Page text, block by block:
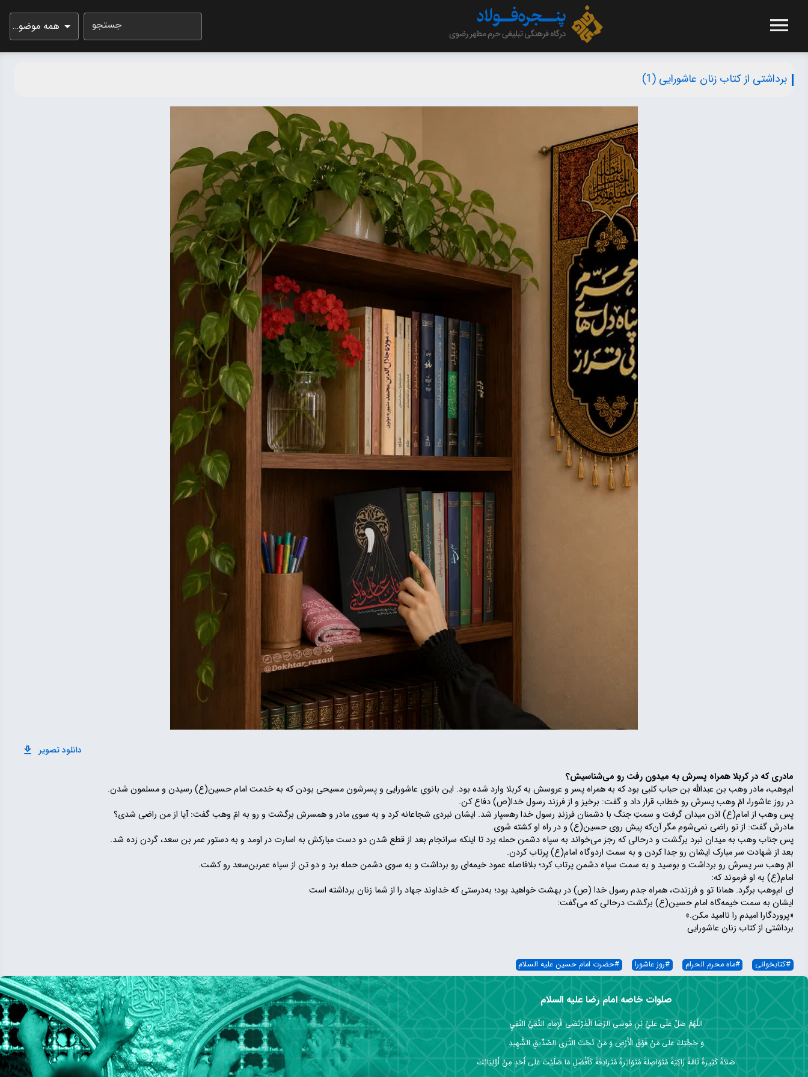
جستجو همه موضوعات
برداشتی از کتاب زنان عاشورایی (1)
دانلود تصویر
مادری که در کربلا همراه پسرش به میدون رفت رو می‌شناسیش؟
ام‌وهب، مادر وهب بن عبدالله بن حباب کلبی بود که به همراه پسر و عروسش به کربلا وارد شده بود. این بانویِ عاشورایی و پسرشون مسیحی بودن که به خدمت امام حسین(ع) رسیدن و مسلمون شدن.
در روز عاشورا، امّ وهب پسرش رو خطاب قرار داد و گفت: برخیز و از فرزند رسول خدا(ص) دفاع کن.
پس وهب از امام(ع) اذن میدان گرفت و سمتِ جنگ با دشمنان فرزندِ رسول خدا رهسپار شد. ایشان نبردی شجاعانه کرد و به سوی مادر و همسرش برگشت و رو به امّ وهب گفت: آیا از من راضی شدی؟
مادرش گفت: از تو راضی نمی‌شوم مگر آن‌که پیش روی حسین(ع) و در راه او کشته شوی.
پس جناب وهب به میدان نبرد برگشت و درحالی که رجز می‌خواند به سپاه دشمن حمله برد تا اینکه سرانجام بعد از قطع شدن دو دست مبارکش به اسارت در اومد و به دستور عمر بن سعد، گردن زده شد.
بعد از شهادت سر مبارک ایشان رو جدا کردن و به سمت اردوگاه امام(ع) پرتاب کردن.
امّ وهب سر پسرش رو برداشت و بوسید و به سمت سپاه دشمن پرتاب کرد؛ بلافاصله عمود خیمه‌ای رو برداشت و به سوی دشمن حمله برد و دو تن از سپاه عمربن‌سعد رو کشت.
امام(ع) به او فرموند که:
ای ام‌وهب برگرد. همانا تو و فرزندت، همراه جدم رسول خدا (ص) در بهشت خواهید بود؛ به‌درستی که خداوند جهاد را از شما زنان برداشته است
ایشان به سمت خیمه‌گاه امام حسین(ع) برگشت درحالی که می‌گفت:
«پروردگارا امیدم را ناامید مکن.»
برداشتی از کتاب زنان عاشورایی
#کتابخوانی #ماه محرم الحرام #روز عاشورا #حضرت امام حسین علیه السلام
صلوات خاصه امام رضا علیه السلام
اللَّهُمَّ صَلِّ عَلَى عَلِيِّ بْنِ مُوسَى الرِّضَا الْمُرْتَضَى الْإِمَامِ التَّقِيِّ النَّقِيِ
وَ حُجَّتِكَ عَلَى مَنْ فَوْقَ الْأَرْضِ وَ مَنْ تَحْتَ الثَّرَى الصِّدِّيقِ الشَّهِيدِ
صَلاَةً كَثِيرَةً تَامَّةً زَاكِيَةً مُتَوَاصِلَةً مُتَوَاتِرَةً مُتَرَادِفَةً كَأَفْضَلِ مَا صَلَّيْتَ عَلَى أَحَدٍ مِنْ أَوْلِيَائِكَ